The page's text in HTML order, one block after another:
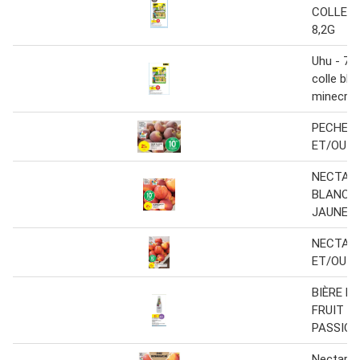
COLLE
8,2G
Uhu - 7
colle
PECHE
ET/OU
JAUNE
ET/OU
BIÈRE
FRUIT
PASSION